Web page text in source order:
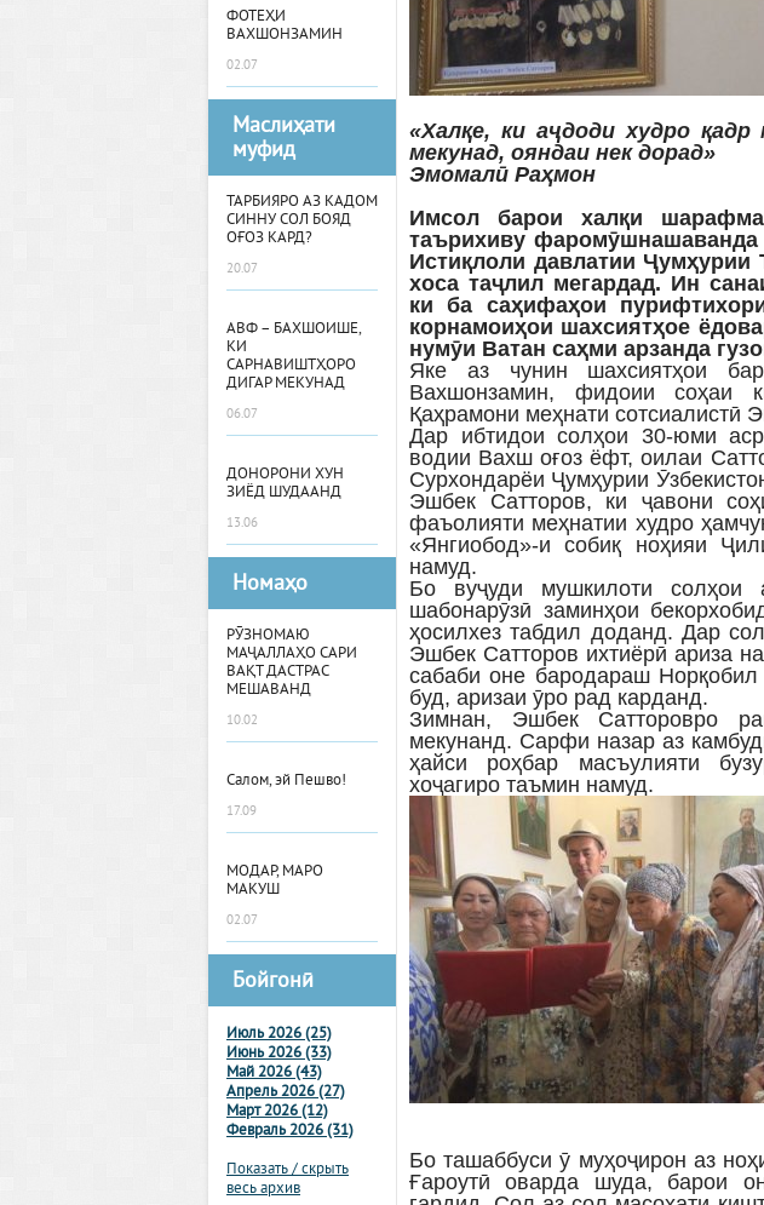
ФОТЕҲИ
ВАХШОНЗАМИН
02.07
Маслиҳати
муфид
ТАРБИЯРО АЗ КАДОМ
СИННУ СОЛ БОЯД
ОҒОЗ КАРД?
20.07
АВФ – БАХШОИШЕ,
КИ
САРНАВИШТҲОРО
ДИГАР МЕКУНАД
06.07
ДОНОРОНИ ХУН
ЗИЁД ШУДААНД
13.06
Номаҳо
РӮЗНОМАЮ
МАҶАЛЛАҲО САРИ
ВАҚТ ДАСТРАС
МЕШАВАНД
10.02
Салом, эй Пешво!
17.09
МОДАР, МАРО
МАКУШ
02.07
Бойгонӣ
Июль 2026 (25)
Июнь 2026 (33)
Май 2026 (43)
Апрель 2026 (27)
Март 2026 (12)
Февраль 2026 (31)
Показать / скрыть
весь архив
«Халқе, ки аҷдоди худро
мекунад, ояндаи нек дорад»
Эмомалӣ Раҳмон
Имсол барои халқи
таърихиву фаромӯшнашаванда
Истиқлоли давлатии Ҷумҳурии
хоса таҷлил мегардад. Ин
ки ба саҳифаҳои
корнамоиҳои шахсиятҳое
нумӯи Ватан саҳми арзанда
Яке аз чунин шахсиятҳои
Вахшонзамин, фидоии соҳаи
Қаҳрамони меҳнати сотсиалистӣ
Дар ибтидои солҳои 30-юми
водии Вахш оғоз ёфт, оилаи
Сурхондарёи Ҷумҳурии
Эшбек Сатторов, ки ҷавони
фаъолияти меҳнатии худро
«Янгиобод»-и собиқ ноҳияи
намуд.
Бо вуҷуди мушкилоти солҳои
шабонарӯзӣ заминҳои
ҳосилхез табдил доданд. Дар
Эшбек Сатторов ихтиёрӣ ариза
сабаби оне бародараш
буд, аризаи ӯро рад карданд.
Зимнан, Эшбек Сатторовро
мекунанд. Сарфи назар аз
ҳайси роҳбар масъулияти
хоҷагиро таъмин намуд.
Бо ташаббуси ӯ муҳоҷирон аз
Ғароутӣ оварда шуда, барои